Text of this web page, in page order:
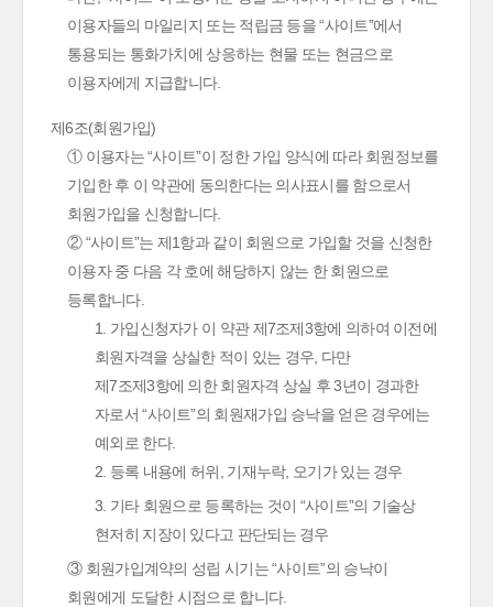
이용자들의 마일리지 또는 적립금 등을 “사이트”에서
통용되는 통화가치에 상응하는 현물 또는 현금으로
이용자에게 지급합니다.
제6조(회원가입)
① 이용자는 “사이트”이 정한 가입 양식에 따라 회원정보를
기입한 후 이 약관에 동의한다는 의사표시를 함으로서
회원가입을 신청합니다.
② “사이트”는 제1항과 같이 회원으로 가입할 것을 신청한
이용자 중 다음 각 호에 해당하지 않는 한 회원으로
등록합니다.
1. 가입신청자가 이 약관 제7조제3항에 의하여 이전에
회원자격을 상실한 적이 있는 경우, 다만
제7조제3항에 의한 회원자격 상실 후 3년이 경과한
자로서 “사이트”의 회원재가입 승낙을 얻은 경우에는
예외로 한다.
2. 등록 내용에 허위, 기재누락, 오기가 있는 경우
3. 기타 회원으로 등록하는 것이 “사이트”의 기술상
현저히 지장이 있다고 판단되는 경우
③ 회원가입계약의 성립 시기는 “사이트”의 승낙이
회원에게 도달한 시점으로 합니다.